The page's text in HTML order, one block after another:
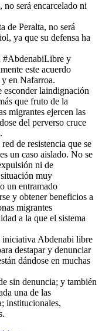
será encarcelado ni
de Peralta, no será
ya que su defensa ha
#AbdenabiLibre y
este acuerdo
en Nafarroa.
esconder laindignación
que fruto de la
migrantes ejercen las
del perverso cruce
de resistencia que se
un caso aislado. No se
ni de
muy
un entramado
y obtener beneficios a
migrantes
a la que el sistema
iniciativa Abdenabi libre
destapar y denunciar
dándose en muchas
sin denuncia; y también
una de las
institucionales,